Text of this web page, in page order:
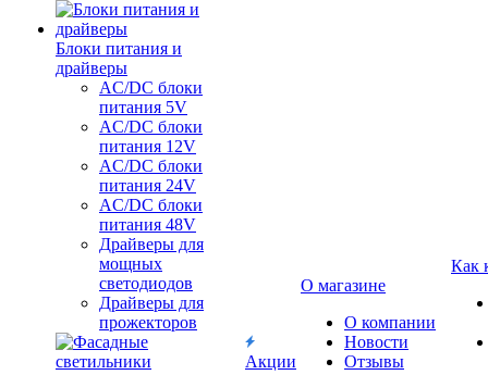
Блоки питания и
драйверы
AC/DC блоки
питания 5V
AC/DC блоки
питания 12V
AC/DC блоки
питания 24V
AC/DC блоки
питания 48V
Драйверы для
мощных
светодиодов
Драйверы для
прожекторов
Акции
О магазине
О компании
Новости
Отзывы
Как